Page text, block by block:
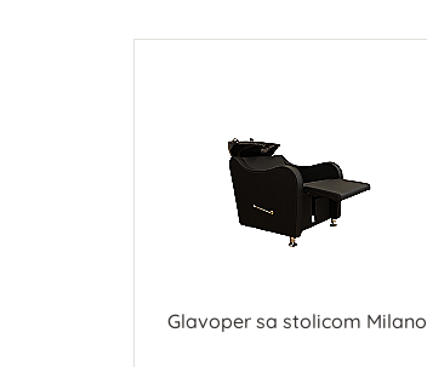
Glavoper sa stolicom Milano